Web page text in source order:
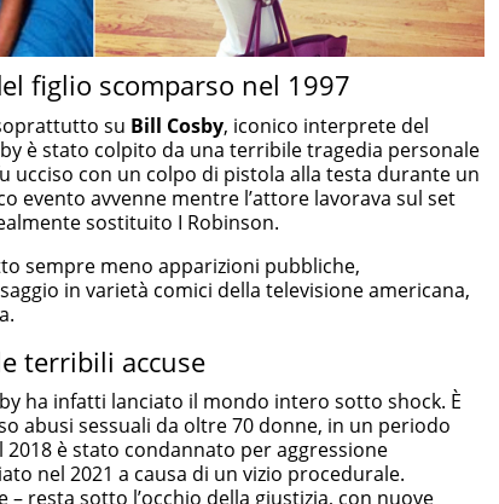
figlio scomparso nel 1997
su Bill Cosby, iconico interprete del
è stato colpito da una terribile tragedia personale
ucciso con un colpo di pistola alla testa durante un
evento avvenne mentre l’attore lavorava sul set
sostituito I Robinson.
sempre meno apparizioni pubbliche,
in varietà comici della televisione americana,
terribili accuse
ha infatti lanciato il mondo intero sotto shock. È
abusi sessuali da oltre 70 donne, in un periodo
2018 è stato condannato per aggressione
nel 2021 a causa di un vizio procedurale.
– resta sotto l’occhio della giustizia, con nuove